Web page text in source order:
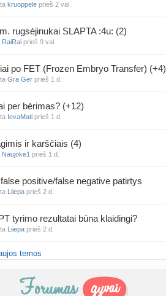
kruoppelė prieš 2 val.
rugsėjinukai SLAPTA :4u: (2)
RaiRai prieš 9 val.
po FET (Frozen Embryo Transfer) (+4)
Gra Ger prieš 1 d.
per bėrimas? (+12)
IevaMati prieš 1 d.
ir karščiais (4)
Naujokė1 prieš 1 d.
positive/false negative patirtys
Liiepa prieš 2 d.
tyrimo rezultatai būna klaidingi?
Liiepa prieš 2 d.
Vasario mėnesio mažyliai
Šiauliuose (2)
temos